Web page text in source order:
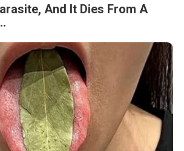
And It Dies From A